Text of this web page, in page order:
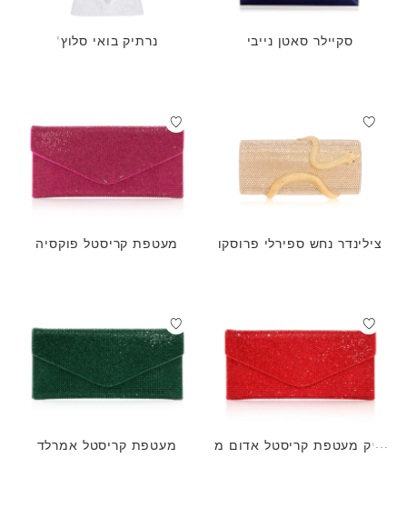
סקיילר סאטן נייבי נרתיק בואי סלוץ'
צילינדר נחש ספירלי פרוסקו מעטפת קריסטל פוקסיה
תיק מעטפת קריסטל אדום מ
מעטפת קריסטל אמרלד